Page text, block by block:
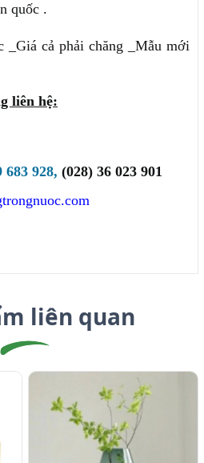
quốc .
cả phải chăng _Mẫu mới
liên hệ:
683 928, (028) 36 023 901
liên quan